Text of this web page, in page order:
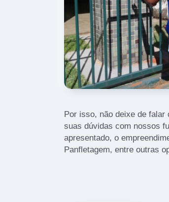
Por isso, não deixe de
suas dúvidas com nossos
apresentado, o
Panfletagem, entre outras